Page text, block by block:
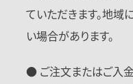
ていただきます。地域
い場合があります。
● ご注文またはご入